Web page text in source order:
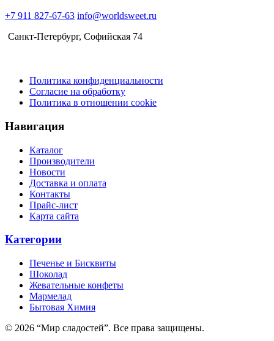
+7 911 827-67-63 info@worldsweet.ru
Санкт-Петербург​, Софийская 74
Политика конфиденциальности
Согласие на обработку
Политика в отношении cookie
Навигация
Каталог
Производители
Новости
Доставка и оплата
Контакты
Прайс-лист
Карта сайта
Категории
Печенье и Бисквиты
Шоколад
Жевательные конфеты
Мармелад
Бытовая Химия
© 2026 “Мир сладостей”. Все права защищены.